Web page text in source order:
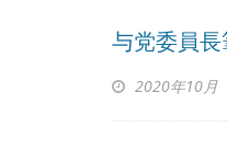
与党委員
2020年10月